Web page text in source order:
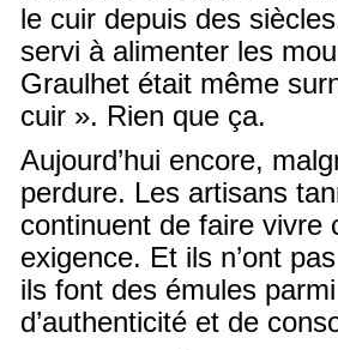
le cuir depuis des
servi à alimenter les
Graulhet était même
cuir ». Rien que ça.
Aujourd’hui encore,
perdure. Les artisans
continuent de faire vivre
exigence. Et ils n’ont
ils font des émules
d’authenticité et de